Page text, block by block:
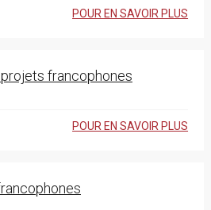
POUR EN SAVOIR PLUS
francophones
POUR EN SAVOIR PLUS